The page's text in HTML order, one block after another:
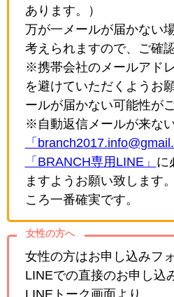
あります。）
万が一メールが届かない
考えられますので、ご確
※携帯会社のメールアド
を避けていただくようお
ールが届かない可能性が
※自動返信メールが来な
「
「BRANCH専用LINE」 に
ますようお願い致します。
ころ一番確実です。
女性の方へ
女性の方はお申し込みフ
LINEでの直接のお申し込
LINEトーク画面より